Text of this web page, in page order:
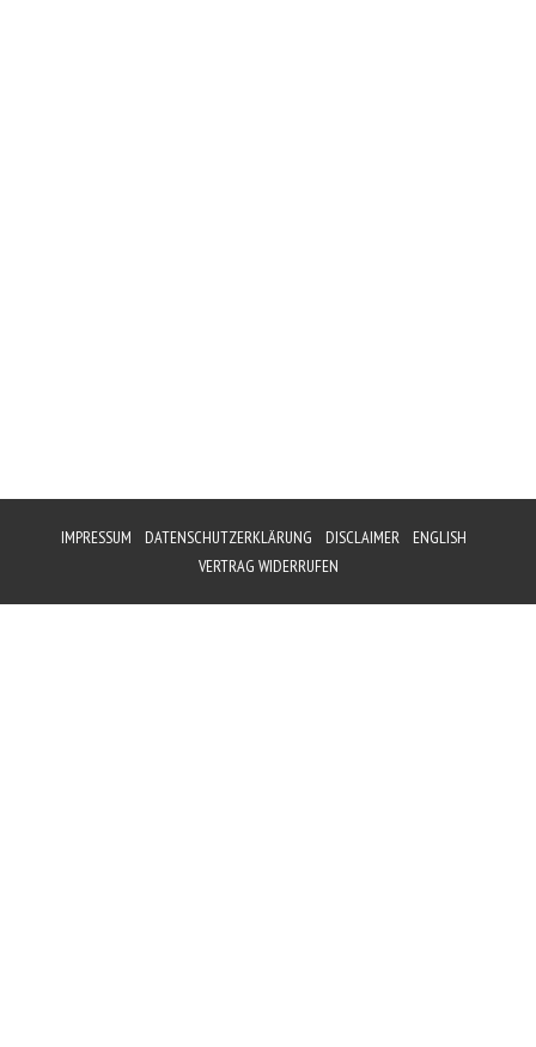
IMPRESSUM DATENSCHUTZERKLÄRUNG DISCLAIMER
ENGLISH
VERTRAG WIDERRUFEN